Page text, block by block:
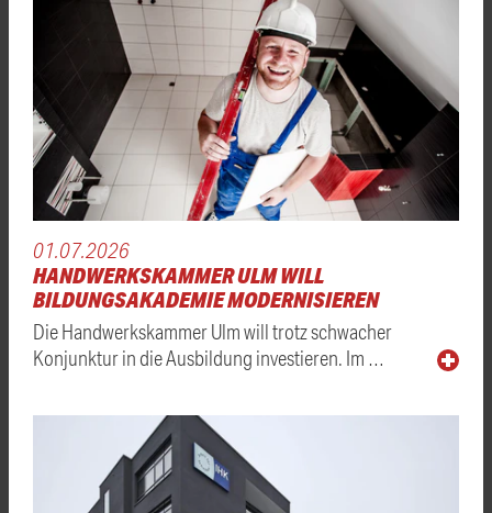
01.07.2026
HANDWERKSKAMMER ULM WILL
BILDUNGSAKADEMIE MODERNISIEREN
Die Handwerkskammer Ulm will trotz schwacher
Konjunktur in die Ausbildung investieren. Im …